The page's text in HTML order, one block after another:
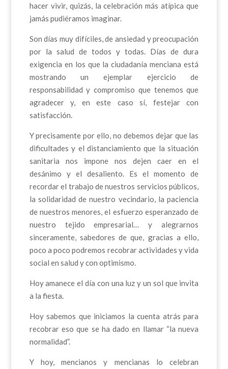
hacer vivir, quizás, la celebración más atípica que
jamás pudiéramos imaginar.
Son días muy difíciles, de ansiedad y preocupación
por la salud de todos y todas. Días de dura
exigencia en los que la ciudadanía menciana está
mostrando un ejemplar ejercicio de
responsabilidad y compromiso que tenemos que
agradecer y, en este caso sí, festejar con
satisfacción.
Y precisamente por ello, no debemos dejar que las
dificultades y el distanciamiento que la situación
sanitaria nos impone nos dejen caer en el
desánimo y el desaliento. Es el momento de
recordar el trabajo de nuestros servicios públicos,
la solidaridad de nuestro vecindario, la paciencia
de nuestros menores, el esfuerzo esperanzado de
nuestro tejido empresarial… y alegrarnos
sinceramente, sabedores de que, gracias a ello,
poco a poco podremos recobrar actividades y vida
social en salud y con optimismo.
Hoy amanece el día con una luz y un sol que invita
a la fiesta.
Hoy sabemos que iniciamos la cuenta atrás para
recobrar eso que se ha dado en llamar “la nueva
normalidad”.
Y hoy, mencianos y mencianas lo celebran